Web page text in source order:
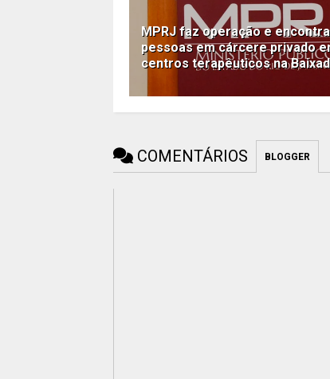
MPRJ faz operação e encontra
pessoas em cárcere privado
centros terapêuticos na
COMENTÁRIOS BLOGGER